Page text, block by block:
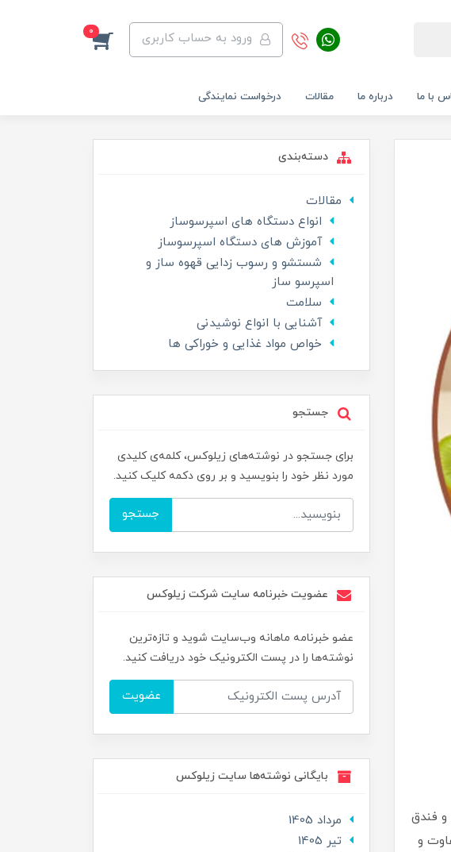
ورود به حساب کاربری 0
با ما درباره ما مقالات درخواست نمایندگی
و فندق
و
دسته‌بندی
مقالات
انواع دستگاه های اسپرسوساز
آموزش های دستگاه اسپرسوساز
شستشو و رسوب زدایی قهوه ساز و
اسپرسو ساز
سلامت
آشنایی با انواع نوشیدنی
خواص مواد غذایی و خوراکی ها
جستجو
برای جستجو در نوشته‌های زیلوکس، کلمه‌ی کلیدی
مورد نظر خود را بنویسید و بر روی دکمه کلیک کنید.
جستجو
عضویت خبرنامه سایت شرکت زیلوکس
عضو خبرنامه ماهانه وب‌سایت شوید و تازه‌ترین
نوشته‌ها را در پست الکترونیک خود دریافت کنید.
عضویت
بایگانی نوشته‌ها سایت زیلوکس
مرداد 1405
تير 1405